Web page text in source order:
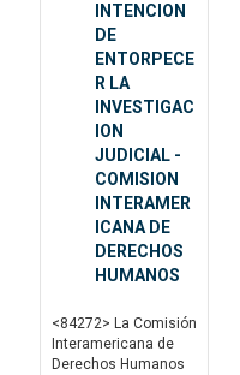
INTENCION
DE
ENTORPECE
R LA
INVESTIGAC
ION
JUDICIAL -
COMISION
INTERAMER
ICANA DE
DERECHOS
HUMANOS
<84272> La Comisión
Interamericana de
Derechos Humanos